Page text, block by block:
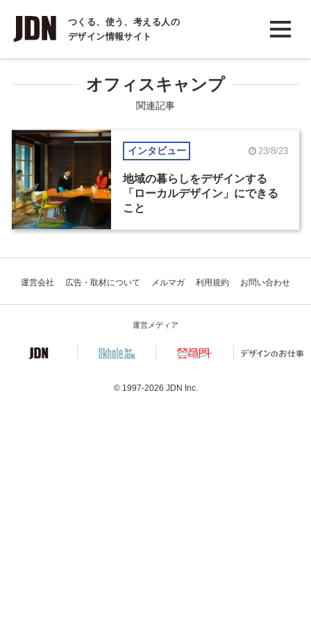
つくる、使う、考える人の
デザイン情報サイト
INTERVIEW
インタビュー
REPORT
COLUMN
コラム
オフィスキャンプ
関連記事
インタビュー 23/8/23
地域の暮らしをデザインする
「ローカルデザイン」にできる
こと
運営会社 広告・取材について メルマガ 利用規約 お問い合わせ
運営メディア
© 1997-2026 JDN Inc.